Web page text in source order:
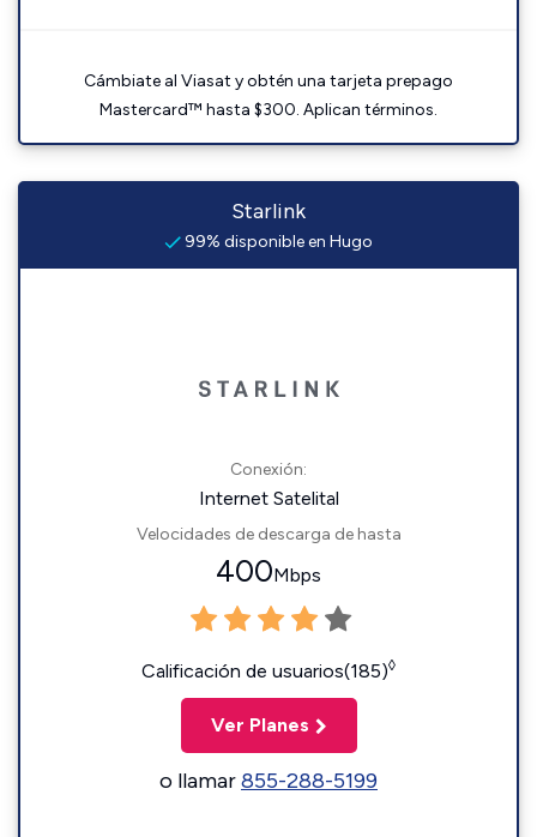
Cámbiate al Viasat y obtén una tarjeta prepago
Mastercard™ hasta $300. Aplican términos.
Starlink
99% disponible en Hugo
Conexión:
Internet Satelital
Velocidades de descarga de hasta
400Mbps
Calificación de usuarios(185)◊
Ver Planes
o llamar855-288-5199